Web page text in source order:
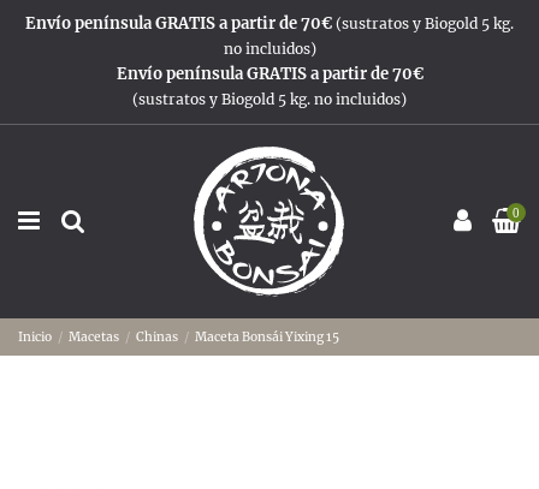
Envío península GRATIS a partir de 70€ (sustratos y Biogold 5 kg.
no incluidos)
Envío península GRATIS a partir de 70€
(sustratos y Biogold 5 kg. no incluidos)
0
Inicio Macetas Chinas Maceta Bonsái Yixing 15